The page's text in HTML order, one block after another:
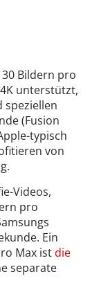
Bildern pro
unterstützt,
speziellen
(Fusion
typisch
von
Videos,
pro
Ein
Max istdie
separate